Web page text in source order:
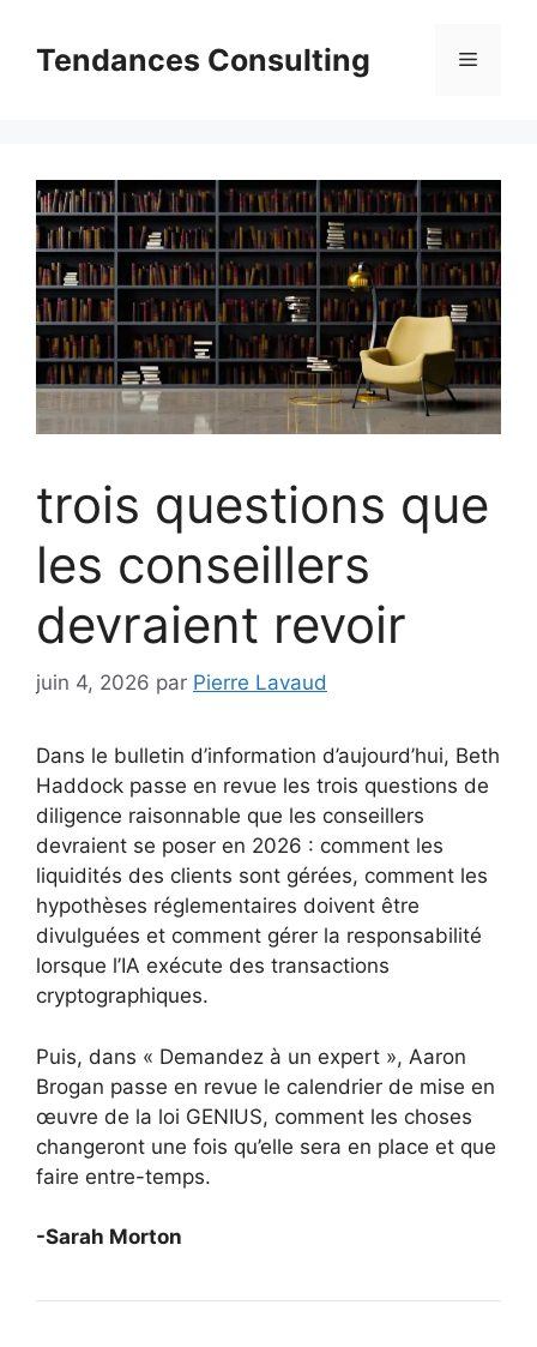
contenuTendances Consulting Menu
trois questions que
les conseillers
devraient revoir
juin 4, 2026 par Pierre Lavaud
Dans le bulletin d’information d’aujourd’hui, Beth
Haddock passe en revue les trois questions de
diligence raisonnable que les conseillers
devraient se poser en 2026 : comment les
liquidités des clients sont gérées, comment les
hypothèses réglementaires doivent être
divulguées et comment gérer la responsabilité
lorsque l’IA exécute des transactions
cryptographiques.
Puis, dans « Demandez à un expert », Aaron
Brogan passe en revue le calendrier de mise en
œuvre de la loi GENIUS, comment les choses
changeront une fois qu’elle sera en place et que
faire entre-temps.
-Sarah Morton